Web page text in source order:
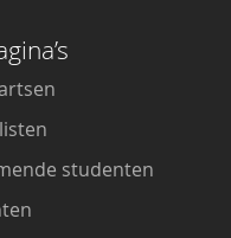
studenten